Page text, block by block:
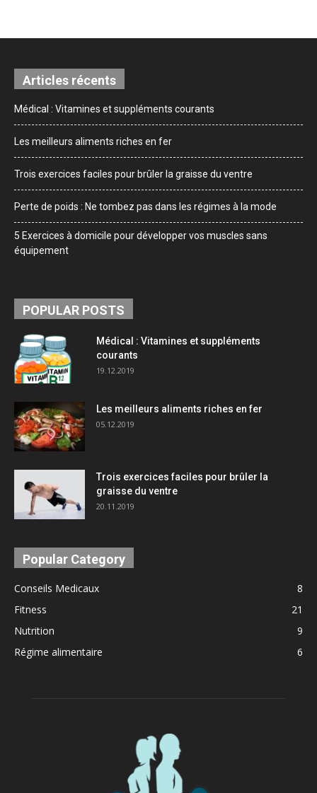
Articles récents
Médical : Vitamines et suppléments courants
Les meilleurs aliments riches en fer
Trois exercices faciles pour brûler la graisse du ventre
Perte de poids : Ne tombez pas dans les régimes à la mode
5 Exercices à domicile pour développer vos muscles sans
équipement
POPULAR POSTS
Médical : Vitamines et suppléments
courants
19.12.2019
Les meilleurs aliments riches en fer
05.12.2019
Trois exercices faciles pour brûler la
graisse du ventre
20.11.2019
Popular Category
Conseils Medicaux
8
Fitness
21
Nutrition
9
Régime alimentaire
6